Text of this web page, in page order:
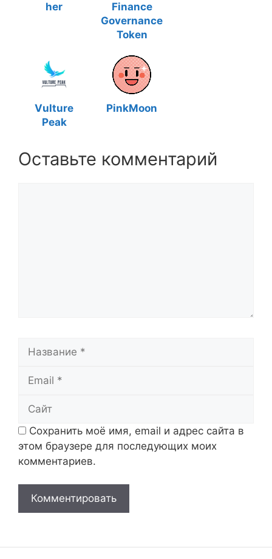
her
Finance
Governance
Token
Vulture
Peak
PinkMoon
Оставьте комментарий
Сохранить моё имя, email и адрес сайта в
этом браузере для последующих моих
комментариев.